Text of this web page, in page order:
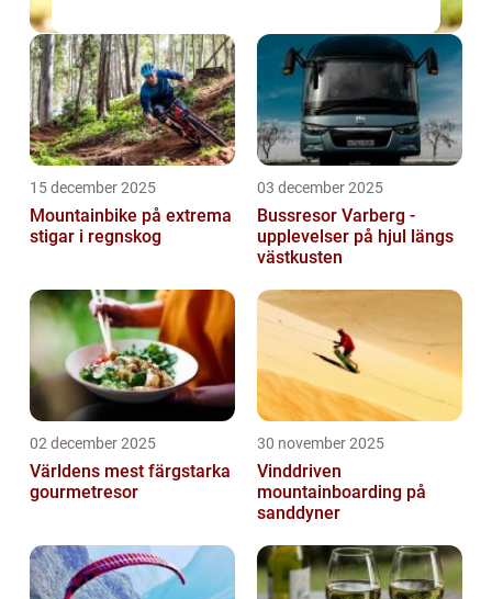
15 december 2025
Mountainbike på extrema
stigar i regnskog
03 december 2025
Bussresor Varberg -
upplevelser på hjul längs
västkusten
02 december 2025
Världens mest färgstarka
gourmetresor
30 november 2025
Vinddriven
mountainboarding på
sanddyner